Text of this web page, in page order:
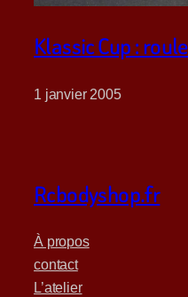
Klassic Cup :
1 janvier 2005
Rcbodyshop.fr
À propos
contact
L’atelier